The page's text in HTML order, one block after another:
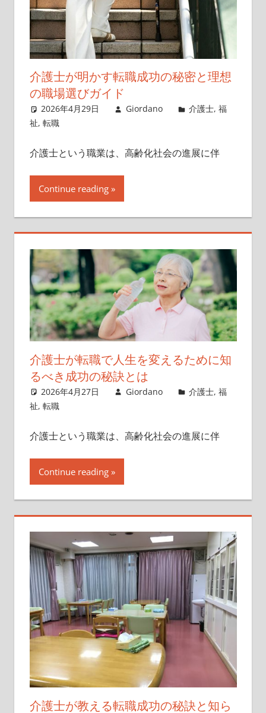
介護士が明かす転職成功の秘密と理想
の職場選びガイド
2026年4月29日 Giordano 介護士,福
祉, 転職
介護士という職業は、高齢化社会の進展に伴
Continue reading
介護士が転職で人生を変えるために知
るべき成功の秘訣とは
2026年4月27日 Giordano 介護士,福
祉, 転職
介護士という職業は、高齢化社会の進展に伴
Continue reading
介護士が教える転職成功の秘訣と知ら